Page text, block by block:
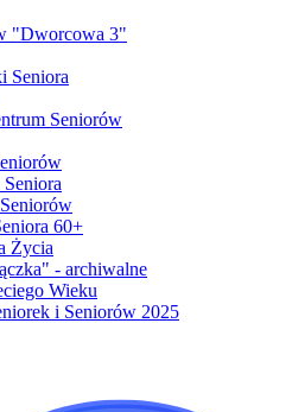
"Dworcowa 3"
Seniora
Seniorów
60+
Życia
- archiwalne
Wieku
i Seniorów 2025